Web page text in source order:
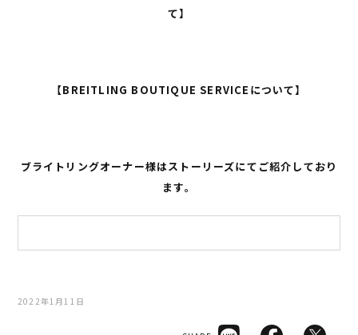
て】
【BREITLING BOUTIQUE SERVICEについて】
ブライトリングオーナー様はストーリーズにてご紹介しており
ます。
2022年1月11日